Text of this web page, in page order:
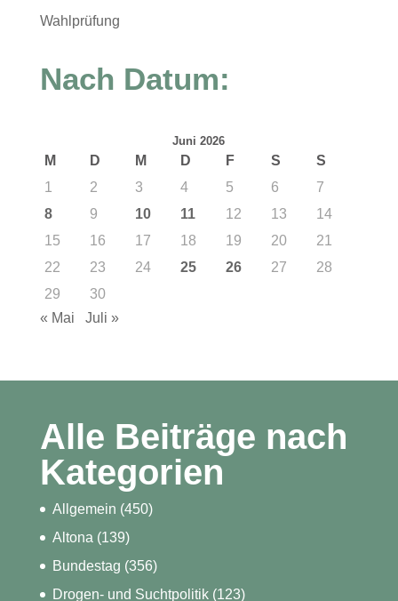
Wahlprüfung
Nach Datum:
Juni 2026
M D M D F S
S
1
2 3 4 5 6
7
8
9 10 11 12 13
14
15
16 17 18 19 20
21
22
23 24 25 26 27
28
29
30
« Mai
Juli »
Alle Beiträge nach
Kategorien
Allgemein (450)
Altona (139)
Bundestag (356)
Drogen- und Suchtpolitik(123)